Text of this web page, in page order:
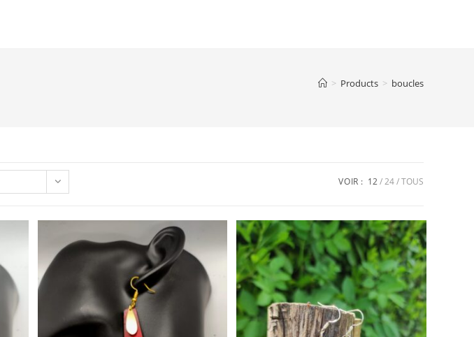
> Products > boucles
VOIR : 12 24 TOUS